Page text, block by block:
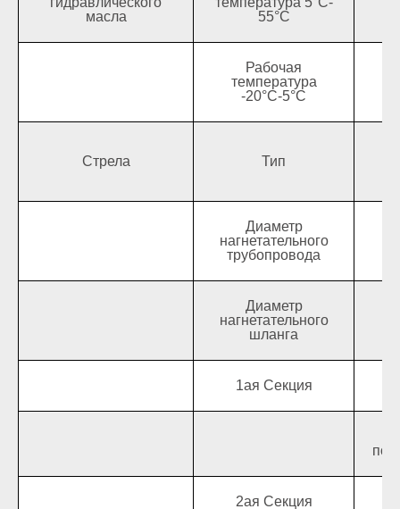
масла
55°C
Рабочая
температура
-20°C-5°C
Стрела Тип
Диаметр
нагнетательного
трубопровода
Диаметр
нагнетательного
шланга
1ая Секция
2ая Секция